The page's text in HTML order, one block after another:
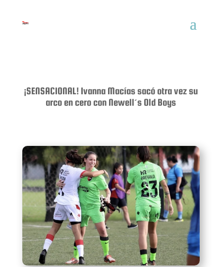
¡SENSACIONAL! Ivanna Macías sacó otra vez su
arco en cero con Newell´s Old Boys